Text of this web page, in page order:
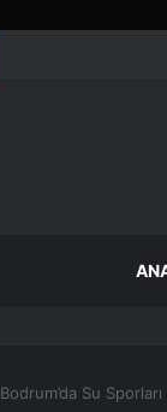
Bodrum’da Su Sporları